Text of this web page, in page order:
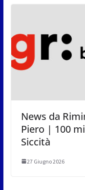
News da
Piero | 100
Siccità
27 Giugno 2026